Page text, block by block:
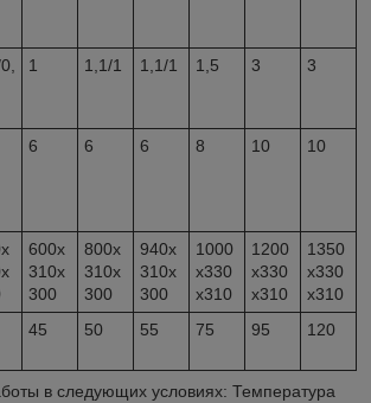
1 1,1/1 1,1/1 1,5 3 3
6 6 6 8 10 10
600х
310х
300
800х
310х
300
940х
310х
300
1000
х330
х310
1200
х330
х310
1350
х330
х310
45 50 55 75 95 120
в следующих условиях: Температура